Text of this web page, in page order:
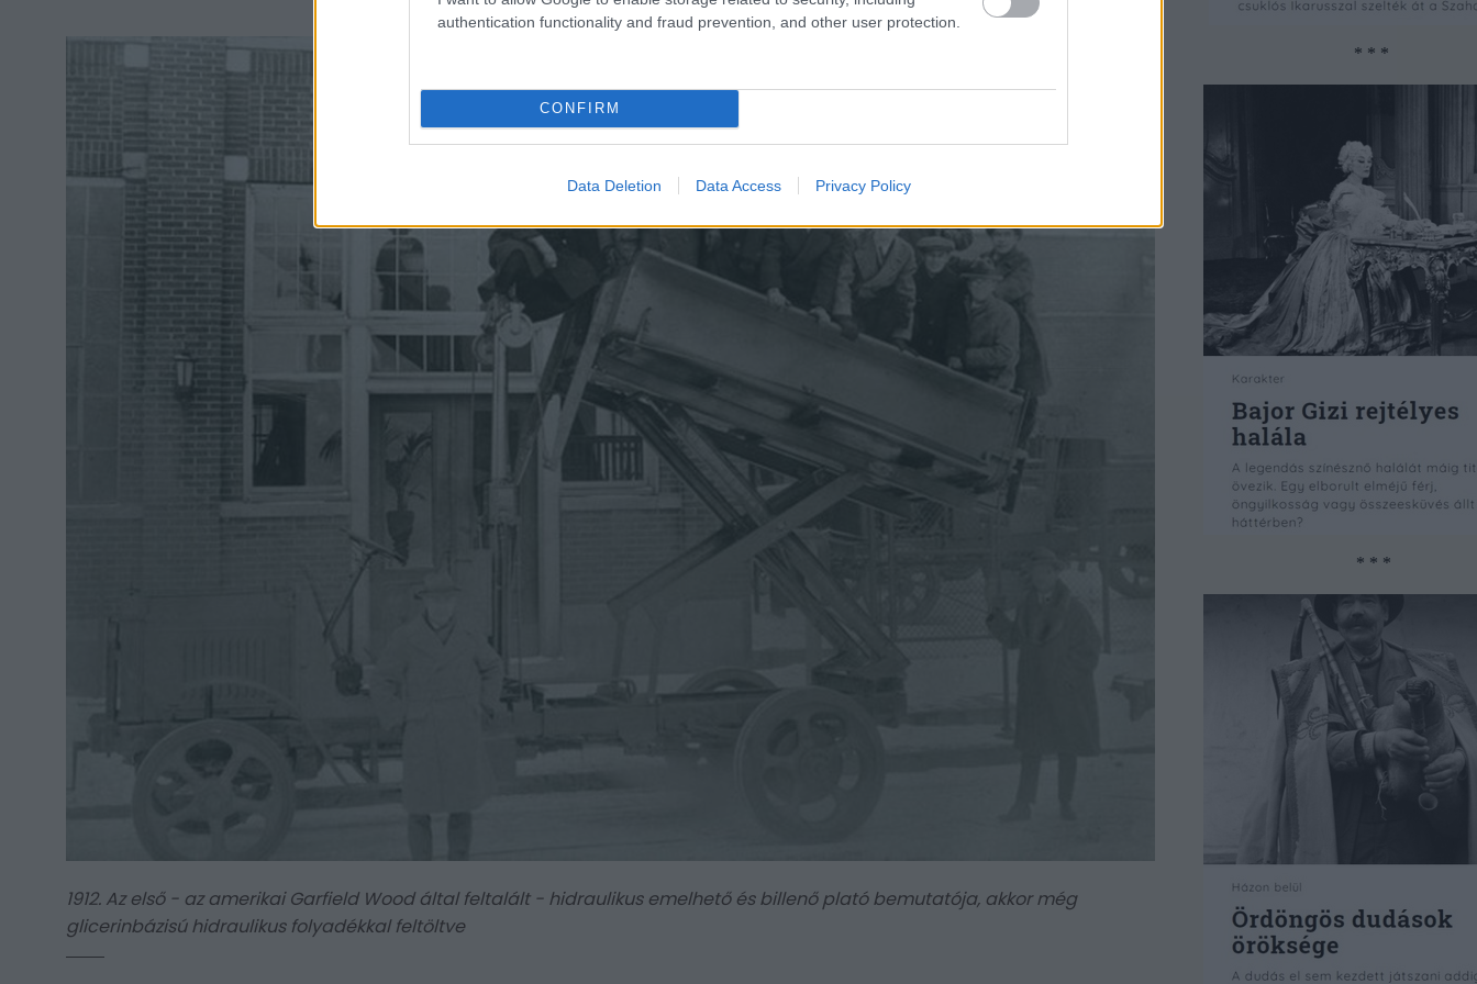
authentication functionality and fraud prevention, and other user protection.
CONFIRM
Data Deletion Data Access Privacy Policy
1912. Az első - az amerikai Garfield Wood által feltalált - hidraulikus emelhető és billenő plató bemutatója, akkor még
glicerinbázisú hidraulikus folyadékkal feltöltve
* * *
* * *